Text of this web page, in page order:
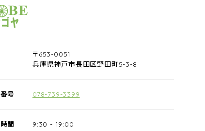
ルショップナカゴヤ
〒653-0051
兵庫県神戸市長田区野田町5-3-8
号 078-739-3399
間 9:30 - 19:00